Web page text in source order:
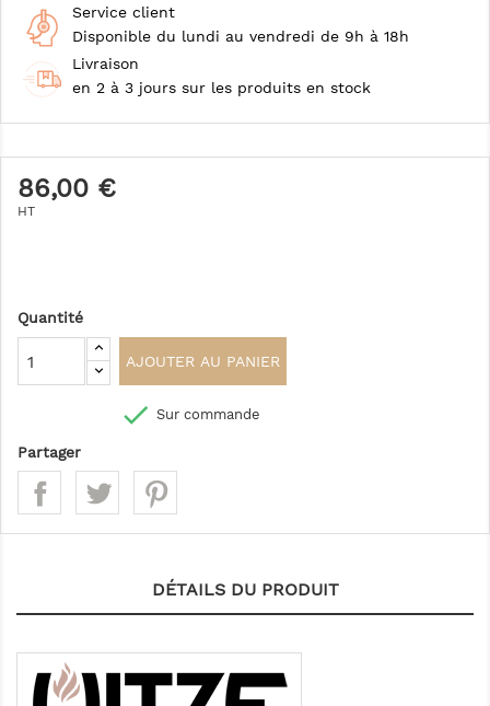
Service client
Disponible du lundi au vendredi de 9h à 18h
Livraison
en 2 à 3 jours sur les produits en stock
86,00 €
HT
Quantité
AJOUTER AU PANIER
 Sur commande
Partager
DÉTAILS DU PRODUIT